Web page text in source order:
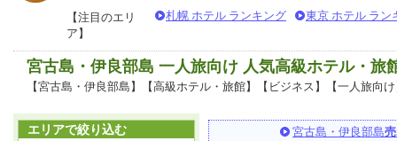
【注目のエリ
ア】
札幌 ホテル ランキング 東京 ホテル ラン
宮古島・伊良部島 一人旅向け 人気高級ホテル・旅
【宮古島・伊良部島】【高級ホテル・旅館】【ビジネス】【一人旅向
宮古島・伊良部島
エリアで絞り込む